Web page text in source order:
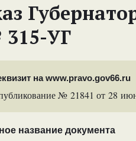
УГ
на www.pravo.gov66.ru
№ 21841 от 28
название документа